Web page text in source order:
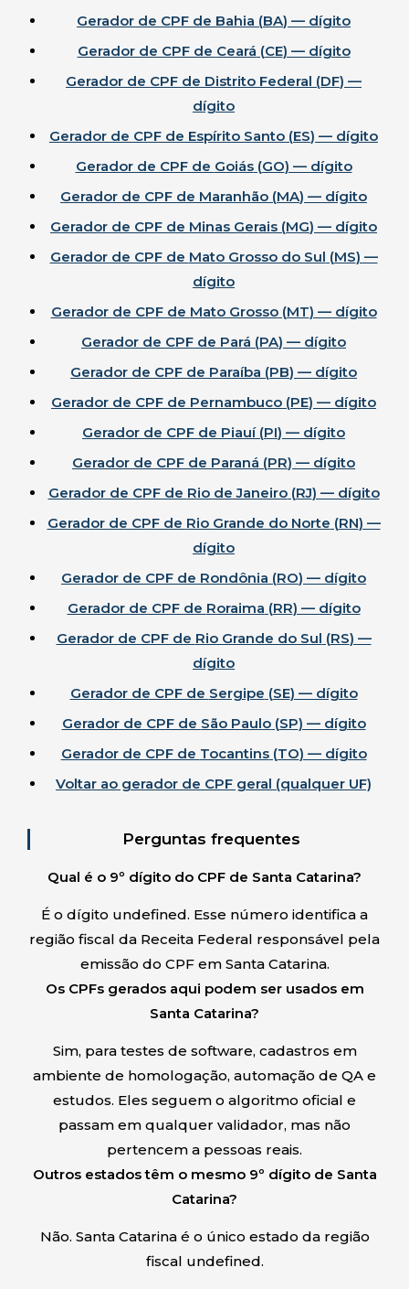
Gerador de CPF de Bahia (BA) — dígito
Gerador de CPF de Ceará (CE) — dígito
Gerador de CPF de Distrito Federal (DF) —
dígito
Gerador de CPF de Espírito Santo (ES) — dígito
Gerador de CPF de Goiás(GO) — dígito
Gerador de CPF de Maranhão (MA) — dígito
Gerador de CPF de Minas Gerais (MG) — dígito
Gerador de CPF de Mato Grosso do Sul (MS) —
dígito
Gerador de CPF de Mato Grosso(MT) — dígito
Gerador de CPF de Pará (PA) — dígito
Gerador de CPF de Paraíba (PB) — dígito
Gerador de CPF de Pernambuco (PE) — dígito
Gerador de CPF de Piauí(PI) — dígito
Gerador de CPF de Paraná (PR) — dígito
Gerador de CPF de Rio de Janeiro(RJ) — dígito
Gerador de CPF de Rio Grande do Norte (RN) —
dígito
Gerador de CPF de Rondônia (RO) — dígito
Gerador de CPF de Roraima (RR) — dígito
Gerador de CPF de Rio Grande do Sul (RS) —
dígito
Gerador de CPF de Sergipe (SE) — dígito
Gerador de CPF de São Paulo(SP) — dígito
Gerador de CPF de Tocantins(TO) — dígito
Voltar ao gerador de CPF geral (qualquer UF)
Perguntas frequentes
Qual é o 9º dígito do CPF de Santa Catarina?
É o dígito undefined. Esse número identifica a
região fiscal da Receita Federal responsável pela
emissão do CPF em Santa Catarina.
Os CPFs gerados aqui podem ser usados em
Santa Catarina?
Sim, para testes de software, cadastros em
ambiente de homologação, automação de QA e
estudos. Eles seguem o algoritmo oficial e
passam em qualquer validador, mas não
pertencem a pessoas reais.
Outros estados têm o mesmo 9º dígito de Santa
Catarina?
Não. Santa Catarina é o único estado da região
fiscal undefined.